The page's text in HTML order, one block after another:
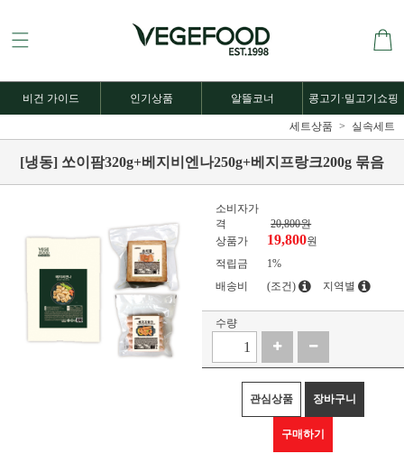
비건 가이드 인기상품 알뜰코너 콩고기·밀고기쇼핑
세트상품 실속세트
[냉동] 쏘이팜320g+베지비엔나250g+베지프랑크200g 묶음
소비자가
격
20,800원
상품가
19,800원
적립금
1%
배송비
(조건) 지역별
수량
관심상품 장바구니
구매하기